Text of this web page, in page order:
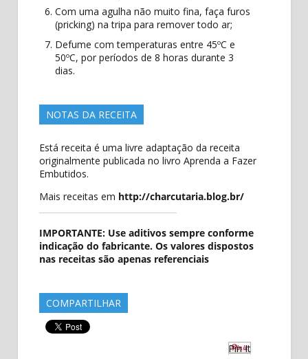
Com uma agulha não muito fina, faça furos
(pricking) na tripa para remover todo ar;
Defume com temperaturas entre 45ºC e
50ºC, por períodos de 8 horas durante 3
dias.
NOTAS DA RECEITA
Está receita é uma livre adaptação da receita
originalmente publicada no livro Aprenda a Fazer
Embutidos.
Mais receitas em http://charcutaria.blog.br/
IMPORTANTE: Use aditivos sempre conforme
indicação do fabricante. Os valores dispostos
nas receitas são apenas referenciais
COMPARTILHAR
Pin It